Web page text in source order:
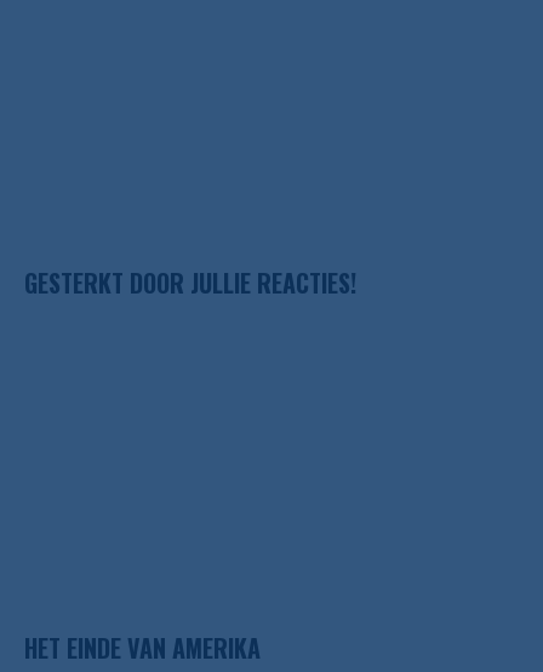
GESTERKT DOOR JULLIE REACTIES!
HET EINDE VAN AMERIKA